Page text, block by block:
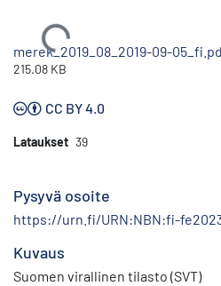
Ladataan...
merek_2019_08_2019-09-
215.08 KB
CC BY 4.0
Lataukset 39
Pysyvä osoite
https://urn.fi/URN:NBN:fi-
Kuvaus
Suomen virallinen tilasto (SVT)